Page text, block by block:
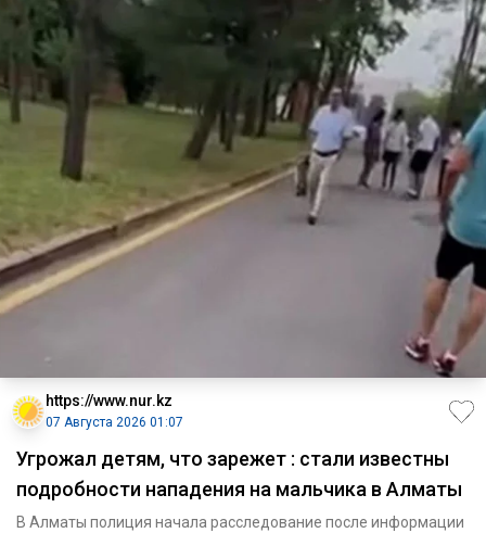
https://www.nur.kz
07 Августа 2026 01:07
Угрожал детям, что зарежет : стали известны
подробности нападения на мальчика в Алматы
В Алматы полиция начала расследование после информации